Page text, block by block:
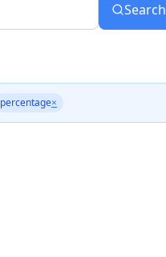
Search
percentage×